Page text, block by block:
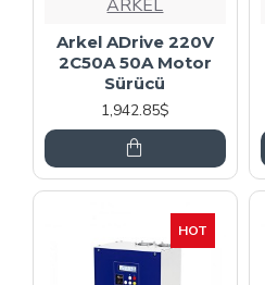
ARKEL
Arkel ADrive 220V
2C50A 50A Motor
Sürücü
1,942.85$
HOT